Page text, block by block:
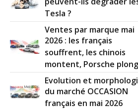
Tesla ?
Ventes par marque mai
2026 : les français
souffrent, les chinois
montent, Porsche
Evolution et
du marché OCCASION
français en mai 2026